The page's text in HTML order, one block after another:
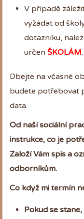
V případě
vyžádat od
dotazníku,
určen ŠKOLÁM.
Dbejte na včasné
budete potřebovat
data.
Od naší sociální
instrukce, co je
Založí Vám spis a
odborníkům.
Co když mi termín
Pokud se